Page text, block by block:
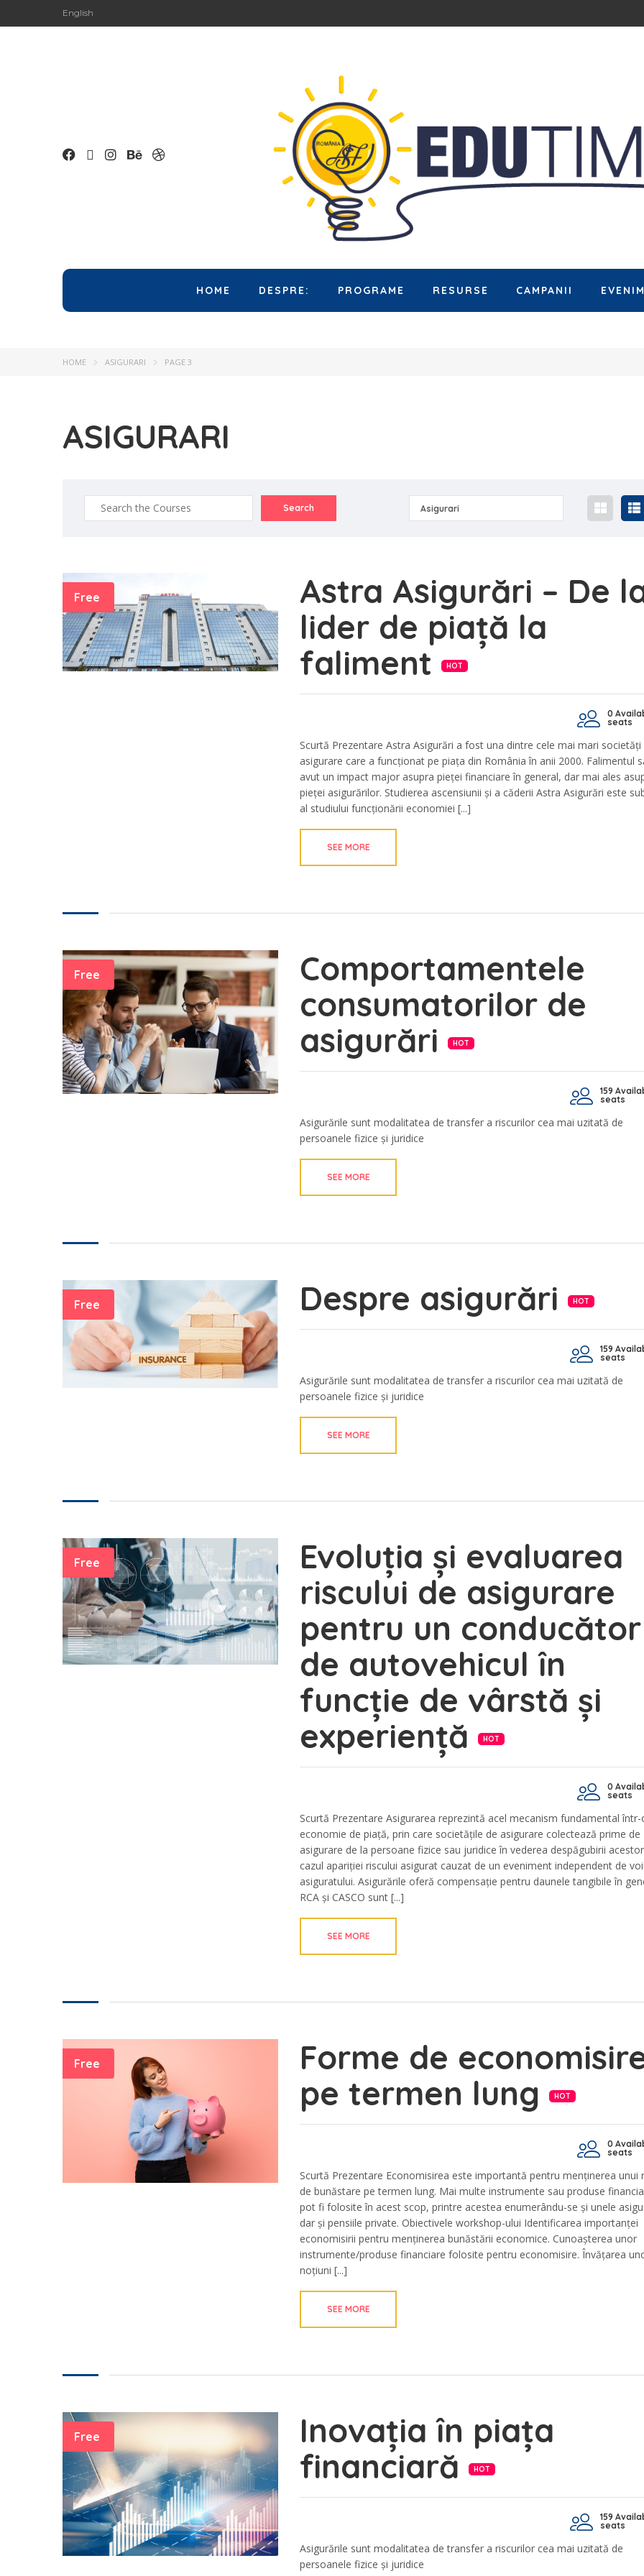
English
HOME DESPRE: PROGRAME RESURSE CAMPANII
HOME ASIGURARI PAGE 3
ASIGURARI
Asigurari
Free
Astra Asigurări – De
lider de piață la
faliment
HOT
0
seats
Scurtă Prezentare Astra Asigurări a fost una dintre cele mai mari societăți
asigurare care a funcționat pe piața din România în anii 2000. Falimentul
avut un impact major asupra pieței financiare în general, dar mai ales
pieței asigurărilor. Studierea ascensiunii și a căderii Astra Asigurări este
al studiului funcționării economiei [...]
SEE MORE
Free
Comportamentele
consumatorilor de
asigurări
HOT
159
seats
Asigurările sunt modalitatea de transfer a riscurilor cea mai uzitată de
persoanele fizice și juridice
SEE MORE
Free Despre asigurări HOT
159
seats
Asigurările sunt modalitatea de transfer a riscurilor cea mai uzitată de
persoanele fizice și juridice
SEE MORE
Free
Evoluția și evaluarea
riscului de asigurare
pentru un conducător
de autovehicul în
funcție de vârstă și
experiență
HOT
0
seats
Scurtă Prezentare Asigurarea reprezintă acel mecanism fundamental într-
economie de piață, prin care societățile de asigurare colectează prime de
asigurare de la persoane fizice sau juridice în vederea despăgubirii
cazul apariției riscului asigurat cauzat de un eveniment independent de
asiguratului. Asigurările oferă compensație pentru daunele tangibile în
RCA și CASCO sunt [...]
SEE MORE
Free
Forme de
pe termen lung
HOT
0
seats
Scurtă Prezentare Economisirea este importantă pentru menținerea unui
de bunăstare pe termen lung. Mai multe instrumente sau produse
pot fi folosite în acest scop, printre acestea enumerându-se și unele
dar și pensiile private. Obiectivele workshop-ului Identificarea importanței
economisirii pentru menținerea bunăstării economice. Cunoașterea unor
instrumente/produse financiare folosite pentru economisire. Învățarea
noțiuni [...]
SEE MORE
Free
Inovația în piața
financiară
HOT
159
seats
Asigurările sunt modalitatea de transfer a riscurilor cea mai uzitată de
persoanele fizice și juridice